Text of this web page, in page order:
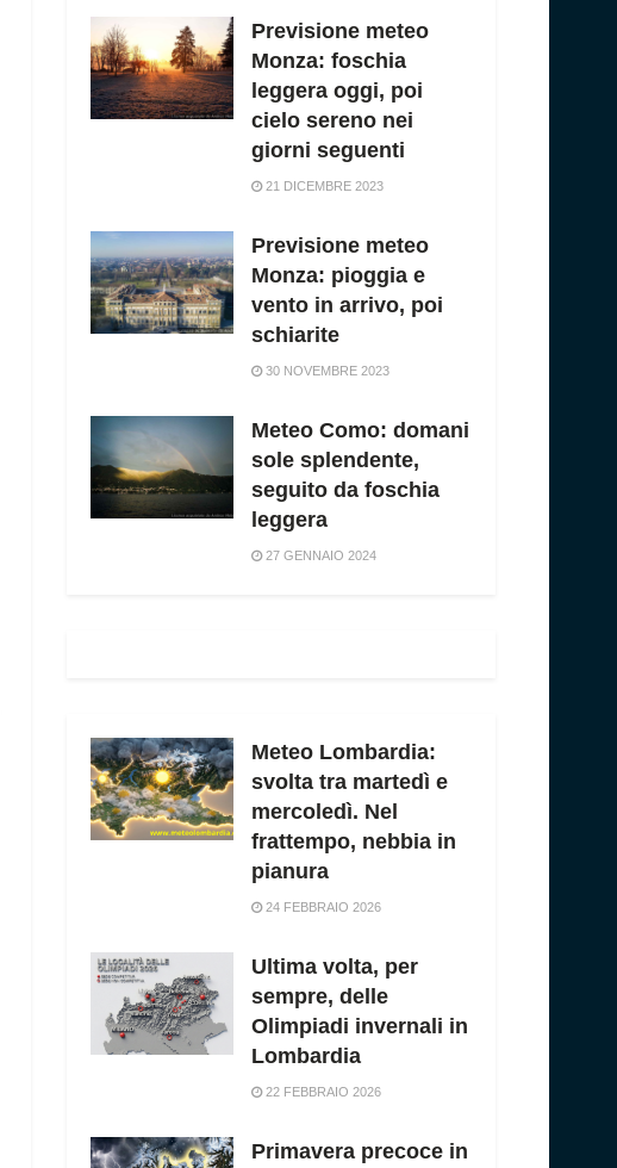
Previsione meteo
Monza: foschia
leggera oggi, poi
cielo sereno nei
giorni seguenti
21 DICEMBRE 2023
Previsione meteo
Monza: pioggia e
vento in arrivo, poi
schiarite
30 NOVEMBRE 2023
Meteo Como: domani
sole splendente,
seguito da foschia
leggera
27 GENNAIO 2024
Meteo Lombardia:
svolta tra martedì e
mercoledì. Nel
frattempo, nebbia in
pianura
24 FEBBRAIO 2026
Ultima volta, per
sempre, delle
Olimpiadi invernali in
Lombardia
22 FEBBRAIO 2026
Primavera precoce in